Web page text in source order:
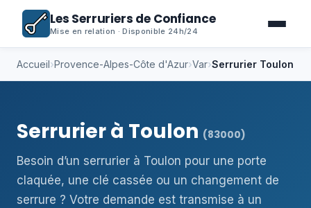
Les Serruriers de Confiance
Mise en relation · Disponible 24h/24
Accueil›Provence-Alpes-Côte d'Azur›Var›Serrurier Toulon
Serrurier à Toulon (83000)
Besoin d’un serrurier à Toulon pour une porte
claquée, une clé cassée ou un changement de
serrure ? Votre demande est transmise à un